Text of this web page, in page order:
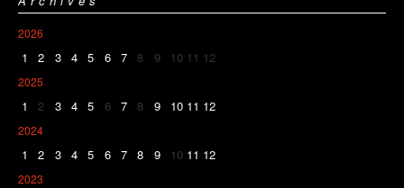
2026
1 2 3 4 5 6 7 8 9 10 11 12
2025
1 2 3 4 5 6 7 8 9 10 11 12
2024
1 2 3 4 5 6 7 8 9 10 11 12
2023